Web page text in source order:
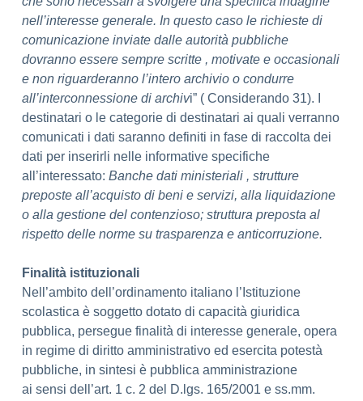
nell’interesse generale. In questo caso le richieste di
comunicazione inviate dalle autorità pubbliche
dovranno essere sempre scritte , motivate e occasionali
e non riguarderanno l’intero archivio o condurre
all’interconnessione di archivi” ( Considerando 31). I
destinatari o le categorie di destinatari ai quali verranno
comunicati i dati saranno definiti in fase di raccolta dei
dati per inserirli nelle informative specifiche
all’interessato: Banche dati ministeriali , strutture
preposte all’acquisto di beni e servizi, alla liquidazione
o alla gestione del contenzioso; struttura preposta al
rispetto delle norme su trasparenza e anticorruzione.
Finalità istituzionali
Nell’ambito dell’ordinamento italiano l’Istituzione
scolastica è soggetto dotato di capacità giuridica
pubblica, persegue finalità di interesse generale, opera
in regime di diritto amministrativo ed esercita potestà
pubbliche, in sintesi è pubblica amministrazione
ai sensi dell’art. 1 c. 2 del D.lgs. 165/2001 e ss.mm.